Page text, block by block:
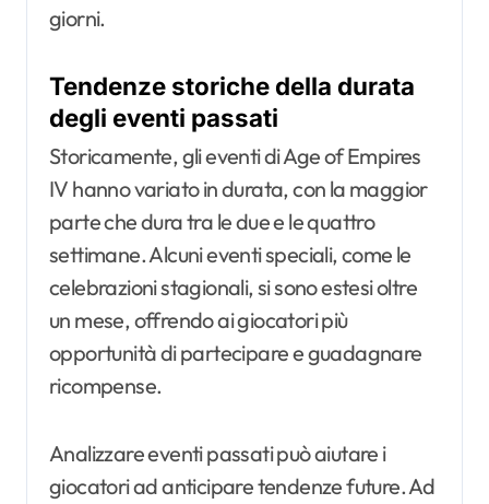
giorni.
Tendenze storiche della durata
degli eventi passati
Storicamente, gli eventi di Age of Empires
IV hanno variato in durata, con la maggior
parte che dura tra le due e le quattro
settimane. Alcuni eventi speciali, come le
celebrazioni stagionali, si sono estesi oltre
un mese, offrendo ai giocatori più
opportunità di partecipare e guadagnare
ricompense.
Analizzare eventi passati può aiutare i
giocatori ad anticipare tendenze future. Ad